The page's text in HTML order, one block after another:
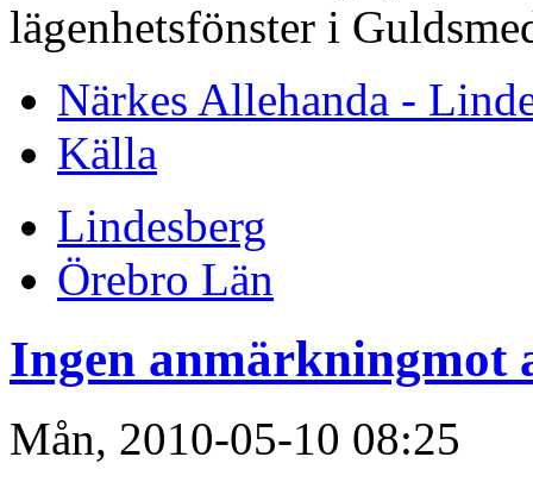
lägenhetsfönster i
Närkes Allehanda -
Källa
Lindesberg
Örebro Län
Ingen anmärkningmot
Mån, 2010-05-10 08:25